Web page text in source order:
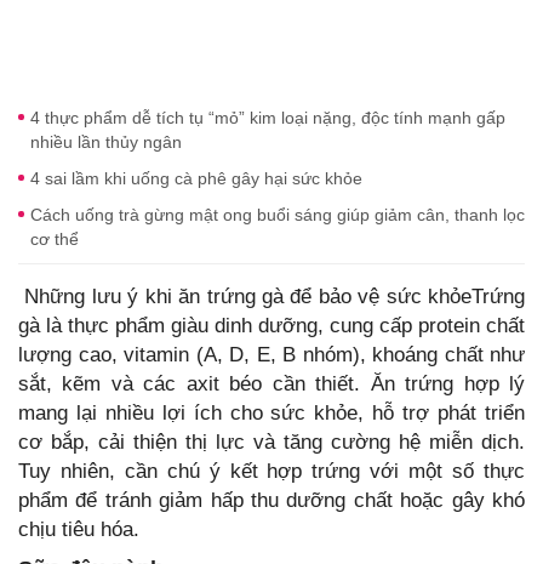
4 thực phẩm dễ tích tụ “mỏ” kim loại nặng, độc tính mạnh gấp
nhiều lần thủy ngân
4 sai lầm khi uống cà phê gây hại sức khỏe
Cách uống trà gừng mật ong buổi sáng giúp giảm cân, thanh lọc
cơ thể
Những lưu ý khi ăn trứng gà để bảo vệ sức khỏeTrứng
gà là thực phẩm giàu dinh dưỡng, cung cấp protein chất
lượng cao, vitamin (A, D, E, B nhóm), khoáng chất như
sắt, kẽm và các axit béo cần thiết. Ăn trứng hợp lý
mang lại nhiều lợi ích cho sức khỏe, hỗ trợ phát triển
cơ bắp, cải thiện thị lực và tăng cường hệ miễn dịch.
Tuy nhiên, cần chú ý kết hợp trứng với một số thực
phẩm để tránh giảm hấp thu dưỡng chất hoặc gây khó
chịu tiêu hóa.